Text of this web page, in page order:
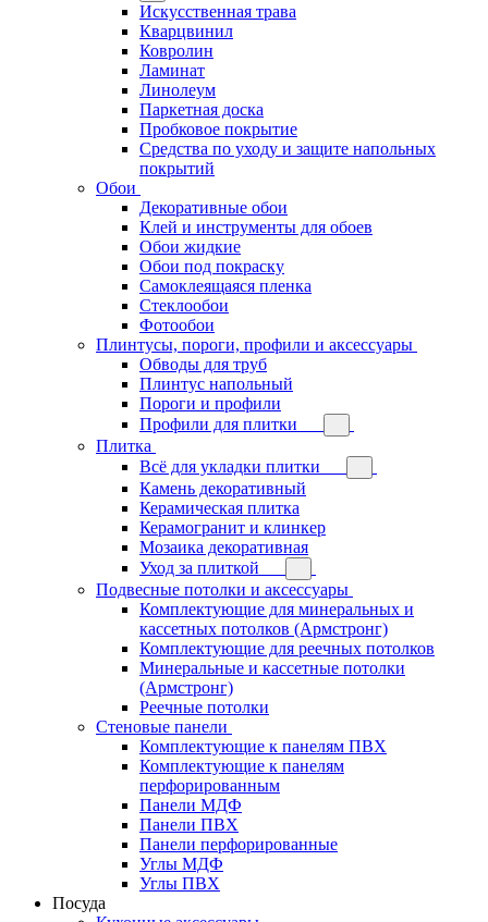
Искусственная трава
Кварцвинил
Ковролин
Ламинат
Линолеум
Паркетная доска
Пробковое покрытие
Средства по уходу и защите напольных
покрытий
Обои
Декоративные обои
Клей и инструменты для обоев
Обои жидкие
Обои под покраску
Самоклеящаяся пленка
Стеклообои
Фотообои
Плинтусы, пороги, профили и аксессуары
Обводы для труб
Плинтус напольный
Пороги и профили
Профили для плитки
Плитка
Всё для укладки плитки
Камень декоративный
Керамическая плитка
Керамогранит и клинкер
Мозаика декоративная
Уход за плиткой
Подвесные потолки и аксессуары
Комплектующие для минеральных и
кассетных потолков (Армстронг)
Комплектующие для реечных потолков
Минеральные и кассетные потолки
(Армстронг)
Реечные потолки
Стеновые панели
Комплектующие к панелям ПВХ
Комплектующие к панелям
перфорированным
Панели МДФ
Панели ПВХ
Панели перфорированные
Углы МДФ
Углы ПВХ
Посуда